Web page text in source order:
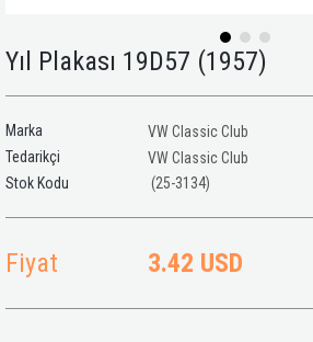
Yıl Plakası 19D57 (1957)
Marka
VW Classic Club
Tedarikçi
VW Classic Club
(25-3134)
Fiyat 3.42 USD